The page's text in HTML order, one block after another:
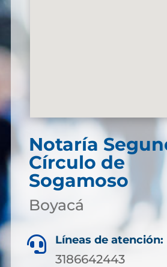
Notaría
Círculo de
Sogamoso
Boyacá
 Líneas de atención:
3186642443